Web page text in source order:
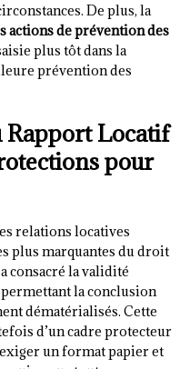
De plus, la
actions de prévention des
plus tôt dans la
prévention des
Locatif
pour
relations locatives
plus marquantes du droit
consacré la validité
permettant la conclusion
dématérialisés. Cette
d’un cadre protecteur
un format papier et